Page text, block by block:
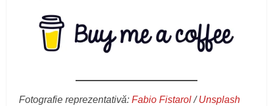
Fotografie reprezentativă:Fabio Fistarol/Unsplash